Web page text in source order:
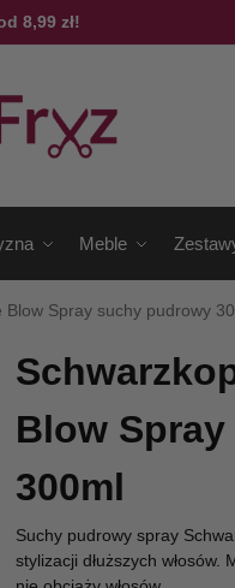
8,99 zł!
Meble
Spray suchy pudrowy
Blow
300ml
Suchy pudrowy spray
stylizacji dłuższych